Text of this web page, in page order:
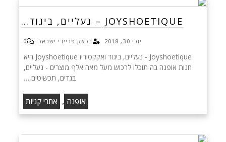
JOYSHOETIQUE – נעליים, ביגוד…
יולי 30, 2018 בלאק פריידי ישראל 0
Joyshoetique - נעליים, ביגוד ואקקסוריז Joyshoetique היא
חנות אופנה בה תוכלו לרכוש מעל מאה אלף מוצרים - נעליים,
בגדים, תכשיטים,…
אופנה , אתרי קניות